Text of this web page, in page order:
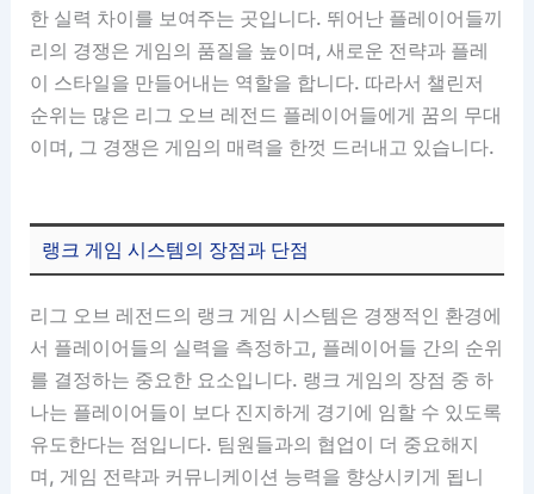
한 실력 차이를 보여주는 곳입니다. 뛰어난 플레이어들끼
리의 경쟁은 게임의 품질을 높이며, 새로운 전략과 플레
이 스타일을 만들어내는 역할을 합니다. 따라서 챌린저
순위는 많은 리그 오브 레전드 플레이어들에게 꿈의 무대
이며, 그 경쟁은 게임의 매력을 한껏 드러내고 있습니다.
랭크 게임 시스템의 장점과 단점
리그 오브 레전드의 랭크 게임 시스템은 경쟁적인 환경에
서 플레이어들의 실력을 측정하고, 플레이어들 간의 순위
를 결정하는 중요한 요소입니다. 랭크 게임의 장점 중 하
나는 플레이어들이 보다 진지하게 경기에 임할 수 있도록
유도한다는 점입니다. 팀원들과의 협업이 더 중요해지
며, 게임 전략과 커뮤니케이션 능력을 향상시키게 됩니